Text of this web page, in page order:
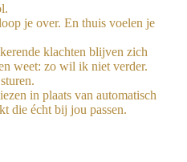
je over. En thuis voelen je
klachten blijven zich
weet: zo wil ik niet verder.
in plaats van automatisch
die écht bij jou passen.